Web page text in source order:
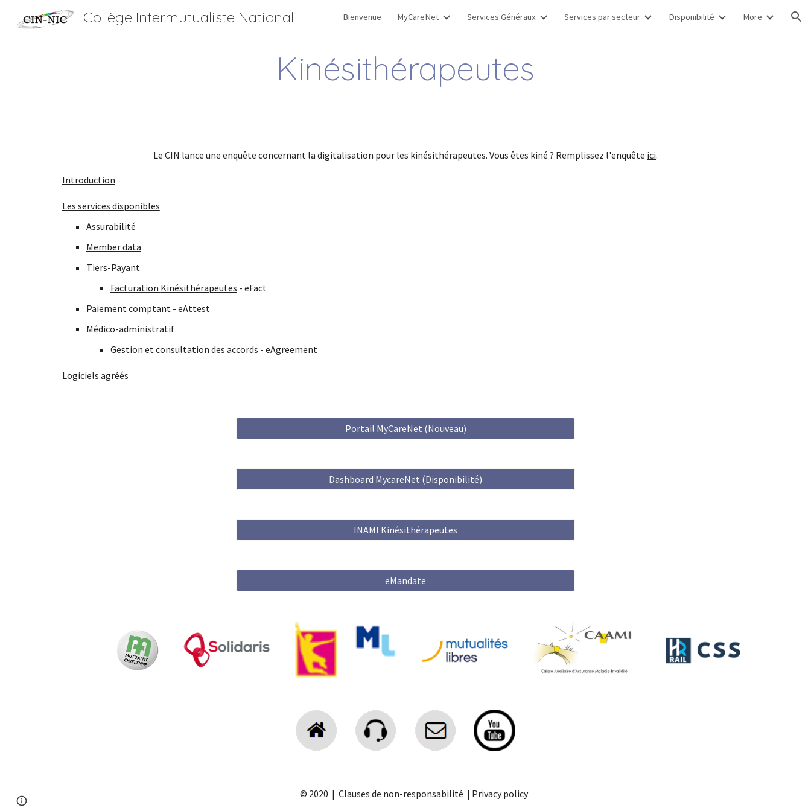
Skip to main content Skip to navigation
Collège Intermutualiste National Bienvenue MyCareNet Services Généraux Services par secteur Disponibilité More
Kinésithérapeutes
Le CIN lance une enquête concernant la digitalisation pour les kinésithérapeutes. Vous êtes kiné ? Remplissez l'enquête ici.
Introduction
Les services disponibles
Assurabilité
Member data
Tiers-Payant
Facturation Kinésithérapeutes - eFact
Paiement comptant - eAttest
Médico-administratif
Gestion et consultation des accords - eAgreement
Logiciels agréés
Portail MyCareNet (Nouveau)
Dashboard MycareNet (Disponibilité)
INAMI Kinésithérapeutes
eMandate
© 2020 | Clauses de non-responsabilité | Privacy policy